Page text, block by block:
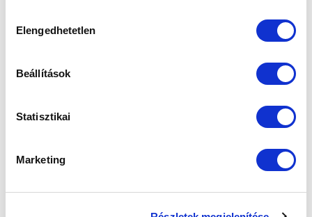
kiválasztása
Elengedhetetlen
Beállítások
Statisztikai
Marketing
Ne maradjon le egy eseményről sem! Iratkozzon fel ingyenes